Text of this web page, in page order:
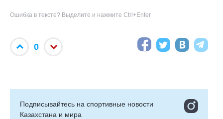
Ошибка в тексте? Выделите и нажмите Ctrl+Enter
0
Подписывайтесь на cпортивные новости
Казахстана и мира